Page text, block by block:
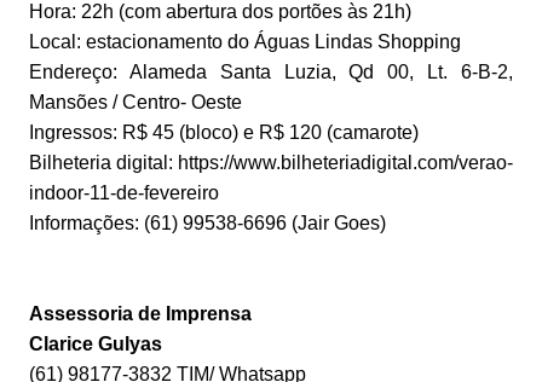
Hora: 22h (com abertura dos portões às 21h)
Local: estacionamento do Águas Lindas Shopping
Endereço: Alameda Santa Luzia, Qd 00, Lt. 6-B-2,
Mansões / Centro- Oeste
Ingressos: R$ 45 (bloco) e R$ 120 (camarote)
Bilheteria digital: https://www.bilheteriadigital.com/verao-
indoor-11-de-fevereiro
Informações: (61) 99538-6696 (Jair Goes)
Assessoria de Imprensa
Clarice Gulyas
(61) 98177-3832 TIM/ Whatsapp